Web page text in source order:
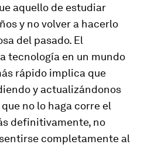
aquello de estudiar
y no volver a hacerlo
del pasado. El
tecnología en un mundo
rápido implica que
y actualizándonos
no lo haga corre el
definitivamente, no
completamente al